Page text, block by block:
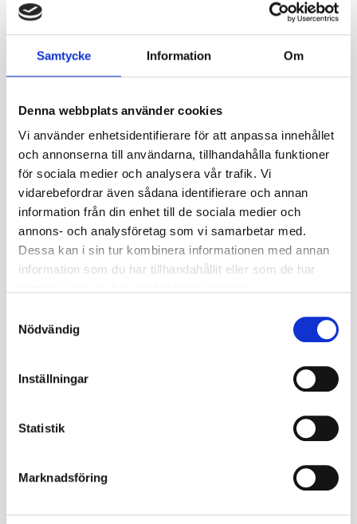
Samtycke Information Om
Denna webbplats använder cookies
Vi använder enhetsidentifierare för att anpassa innehållet
och annonserna till användarna, tillhandahålla funktioner
för sociala medier och analysera vår trafik. Vi
vidarebefordrar även sådana identifierare och annan
information från din enhet till de sociala medier och
annons- och analysföretag som vi samarbetar med.
Dessa kan i sin tur kombinera informationen med annan
information som du har tillhandahållit eller som de har
Nödvändig
Inställningar
Statistik
Marknadsföring
Innerslang till däck för bil och bilsläp / släpvagn /
trailer
Specifikationer
Nästa inkommande
leveransdatum
Miljöavgift
0
Fabrikat
Gripen
Nettovikt kg
0.836
Däckstorlek
195;205
Omdömen